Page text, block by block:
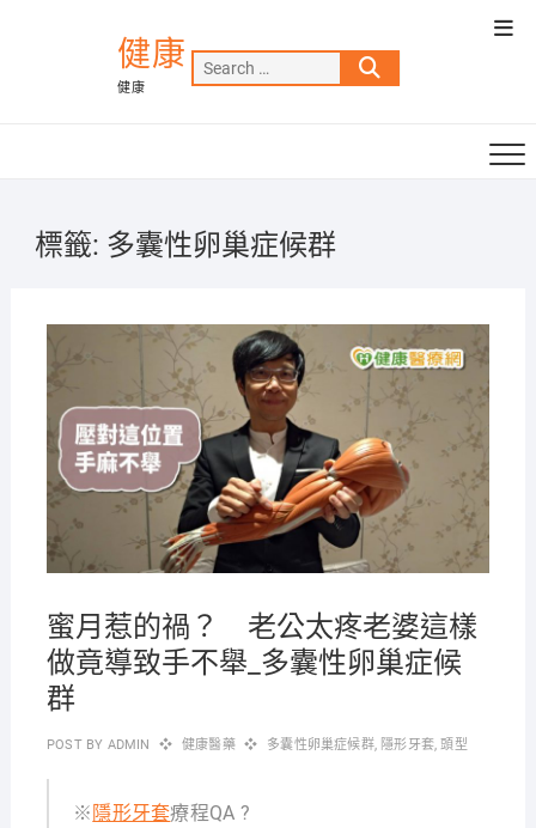
健康
健康
Search
…
標籤: 多囊性卵巢症候群
蜜月惹的禍？ 老公太疼老婆這樣
做竟導致手不舉_多囊性卵巢症候
群
POST BY ADMIN 健康醫藥 多囊性卵巢症候群, 隱形牙套,頭型
※ 隱形牙套療程QA ?